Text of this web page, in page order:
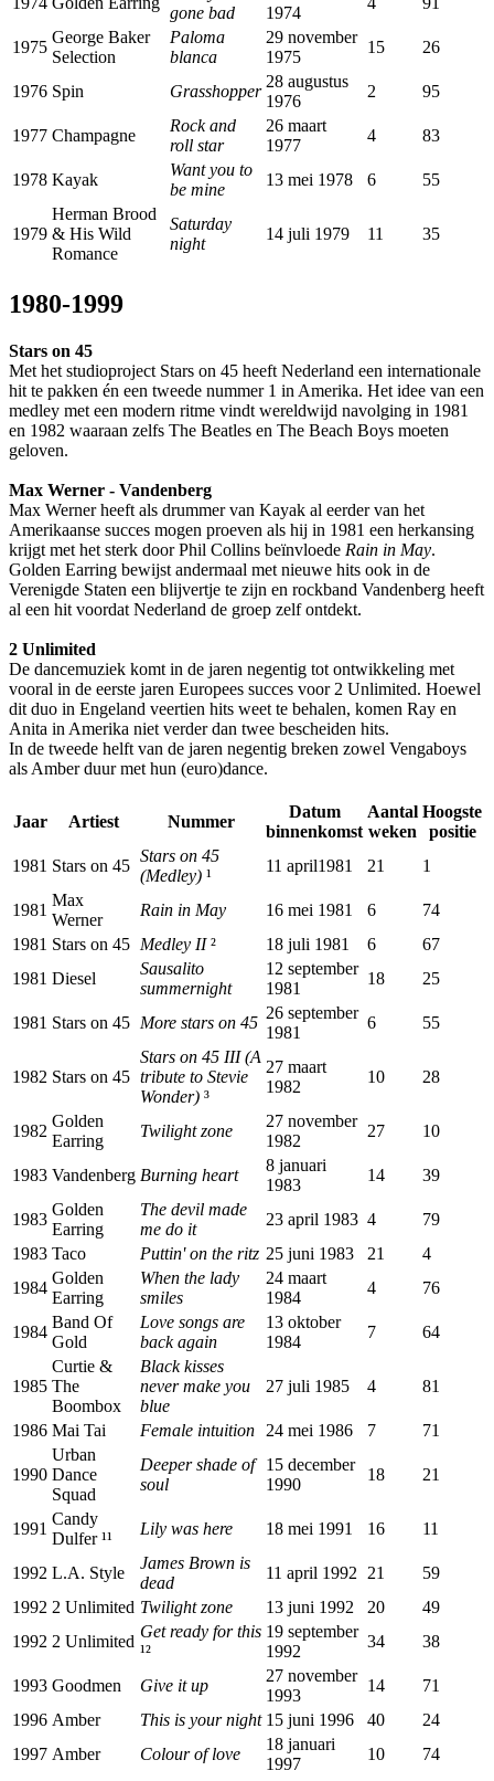
gone bad
1974
1975
George Baker
Selection
Paloma
blanca
29 november
1975
15 26
1976 Spin Grasshopper
28 augustus
1976
2 95
1977 Champagne
Rock and
roll star
26 maart
1977
4 83
1978 Kayak
Want you to
be mine
13 mei 1978 6 55
1979
Herman Brood
& His Wild
Romance
Saturday
night
14 juli 1979 11 35
1980-1999
Stars on 45
Met het studioproject Stars on 45 heeft Nederland een internationale
hit te pakken én een tweede nummer 1 in Amerika. Het idee van een
medley met een modern ritme vindt wereldwijd navolging in 1981
en 1982 waaraan zelfs The Beatles en The Beach Boys moeten
geloven.
Max Werner - Vandenberg
Max Werner heeft als drummer van Kayak al eerder van het
Amerikaanse succes mogen proeven als hij in 1981 een herkansing
krijgt met het sterk door Phil Collins beïnvloede Rain in May.
Golden Earring bewijst andermaal met nieuwe hits ook in de
Verenigde Staten een blijvertje te zijn en rockband Vandenberg heeft
al een hit voordat Nederland de groep zelf ontdekt.
2 Unlimited
De dancemuziek komt in de jaren negentig tot ontwikkeling met
vooral in de eerste jaren Europees succes voor 2 Unlimited. Hoewel
dit duo in Engeland veertien hits weet te behalen, komen Ray en
Anita in Amerika niet verder dan twee bescheiden hits.
In de tweede helft van de jaren negentig breken zowel Vengaboys
als Amber duur met hun (euro)dance.
Jaar Artiest Nummer
Datum
binnenkomst
Aantal
weken
Hoogste
positie
1981 Stars on 45
Stars on 45
(Medley) ¹
11 april1981 21 1
1981
Max
Werner
Rain in May 16 mei 1981 6
74
1981 Stars on 45 Medley II² 18 juli 1981 6
67
1981 Diesel
Sausalito
summernight
12 september
1981
18 25
1981 Stars on 45 More stars on 45
26 september
1981
6 55
1982 Stars on 45
Stars on 45 III (A
tribute to Stevie
Wonder) ³
27 maart
1982
10 28
1982
Golden
Earring
Twilight zone
27 november
1982
27 10
1983 Vandenberg Burning heart
8 januari
1983
14 39
1983
Golden
Earring
The devil made
me do it
23 april 1983 4
79
1983 Taco Puttin' on the ritz 25 juni 1983 21
4
1984
Golden
Earring
When the lady
smiles
24 maart
1984
4 76
1984
Band Of
Gold
Love songs are
back again
13 oktober
1984
7 64
1985
Curtie &
The
Boombox
Black kisses
never make you
blue
27 juli 1985 4 81
1986 Mai Tai Female intuition 24 mei 1986 7 71
1990
Urban
Dance
Squad
Deeper shade of
soul
15 december
1990
18 21
1991
Candy
Dulfer ¹¹
Lily was here 18 mei 1991 16 11
1992 L.A. Style
James Brown is
dead
11 april 1992 21
59
1992 2 Unlimited Twilight zone 13 juni 1992 20
49
1992 2 Unlimited
Get ready for this
¹²
19 september
1992
34 38
1993 Goodmen Give it up
27 november
1993
14
71
1996 Amber This is your night 15 juni 1996 40
24
1997 Amber Colour of love
18 januari
1997
10 74